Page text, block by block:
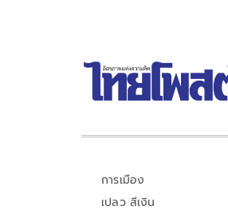
การเมือง
เปลว สีเงิน